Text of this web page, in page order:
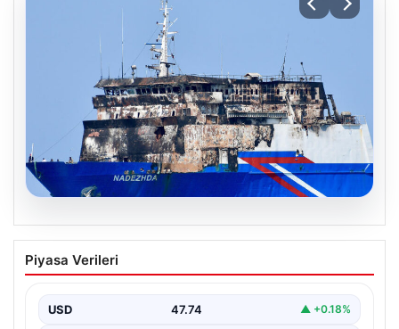
Karadeniz’de vurulan gemiden ilk
görüntü. Türkiye’ye ulaştı, saldırının
{"title": "Karadeniz'de vurulan geminin ilk görüntüleri
Piyasa Verileri
USD 47.74 ▲ +0.18%